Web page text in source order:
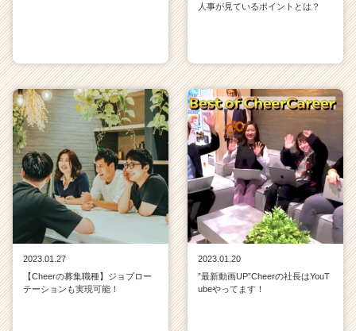
人事が見ているポイントとは？
2023.01.27
【Cheerの募集職種】ジョブロー
テーションも実現可能！
2023.01.20
”最新動画UP”Cheerの社長はYouT
ubeやってます！